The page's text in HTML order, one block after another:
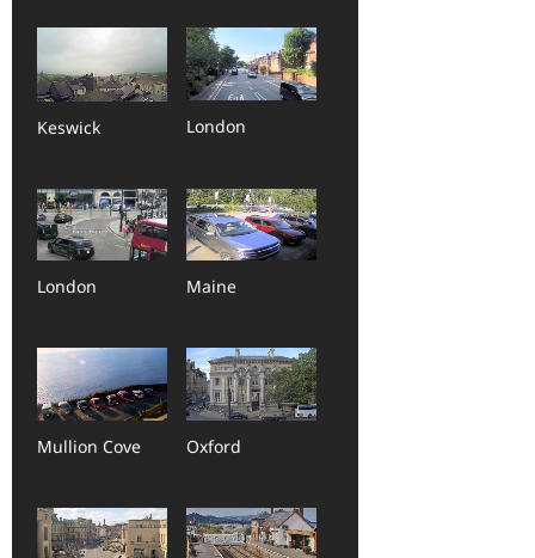
Keswick London
London Maine
Mullion Cove Oxford